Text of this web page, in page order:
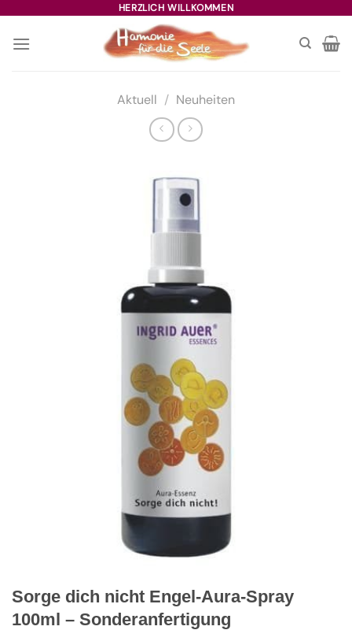
springen
HERZLICH WILLKOMMEN
Aktuell / Neuheiten
Sorge dich nicht Engel-Aura-Spray
100ml – Sonderanfertigung